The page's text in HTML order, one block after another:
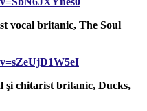
vocal britanic, The Soul
şi chitarist britanic, Ducks,